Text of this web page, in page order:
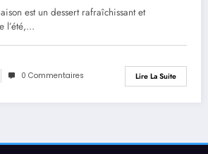
est un dessert rafraîchissant et
l’été,…
0 Commentaires Lire La Suite